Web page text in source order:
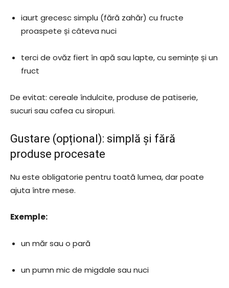
iaurt grecesc simplu (fără zahăr) cu fructe
proaspete și câteva nuci
terci de ovăz fiert în apă sau lapte, cu semințe și un
fruct
De evitat: cereale îndulcite, produse de patiserie,
sucuri sau cafea cu siropuri.
Gustare (opțional): simplă și fără
produse procesate
Nu este obligatorie pentru toată lumea, dar poate
ajuta între mese.
Exemple:
un măr sau o pară
un pumn mic de migdale sau nuci